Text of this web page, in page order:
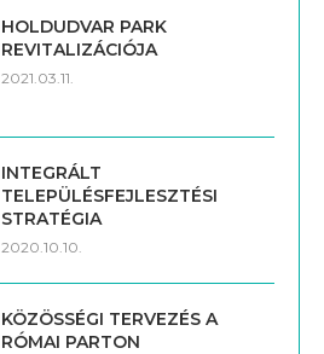
HOLDUDVAR PARK
REVITALIZÁCIÓJA
2021.03.11.
INTEGRÁLT
TELEPÜLÉSFEJLESZTÉSI
STRATÉGIA
2020.10.10.
KÖZÖSSÉGI TERVEZÉS A
RÓMAI PARTON